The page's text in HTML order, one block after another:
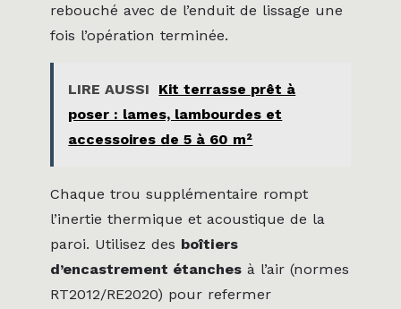
rebouché avec de l’enduit de lissage une
fois l’opération terminée.
LIRE AUSSI
Kit terrasse prêt à
poser : lames, lambourdes et
accessoires de 5 à 60 m²
Chaque trou supplémentaire rompt
l’inertie thermique et acoustique de la
paroi. Utilisez des boîtiers
d’encastrement étanches à l’air (normes
RT2012/RE2020) pour refermer